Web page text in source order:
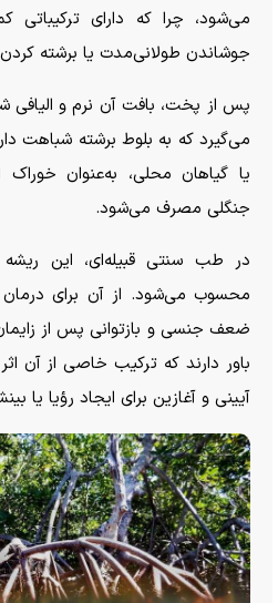
می‌شود، چرا که دارای
جوشاندن طولانی‌مدت یا برشته
پس از پخت، بافت آن نرم و
می‌گیرد که به بلوط برشته شباهت
یا گیاهان محلی، به‌عنوان خوراک
جنگلی مصرف می‌شود.
در طب سنتی قبیله‌ای، این
محسوب می‌شود. از آن برای درمان
ضعف جنسی و بازتوانی پس از
باور دارند که ترکیب خاصی از آن
آیینی و آغازین برای ایجاد رؤیا یا